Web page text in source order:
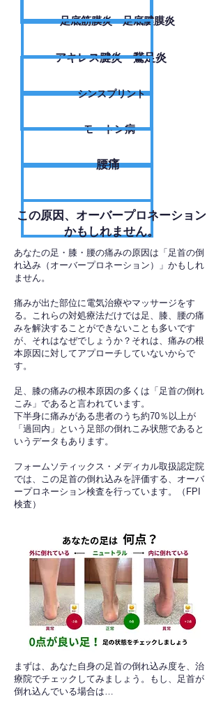
足底筋膜炎・足底腱膜炎
アキレス腱炎・鵞足炎
シンスプリント
モートン病
腰痛
​この原因、オーバープロネーション
かもしれません。
あなたの足・膝・腰の痛みの原因は「足首の倒
れ込み（オーバープロネーション）」かもしれ
ません。
痛みが出た部位に電気治療やマッサージをす
る。これらの対処療法だけでは足、膝、腰の痛
みを解決することができないことも多いです
が、それはなぜでしょうか？それは、痛みの根
本原因に対してアプローチしていないからで
す。
足、膝の痛みの根本原因の多くは「足首の倒れ
こみ」であると言われています。
下半身に痛みがある患者のうち約70％以上が
「過回内」という足部の倒れこみ状態であると
いうデータもあります。
フォームソティックス・メディカル取扱認定院
では、この足首の倒れ込みを評価する、オーバ
ープロネーション検査を行っています。（FPI
検査）​
​まずは、あなた自身の足首の倒れ込み度を、治
療院でチェックしてみましょう。もし、足首が
倒れ込んでいる場合は…